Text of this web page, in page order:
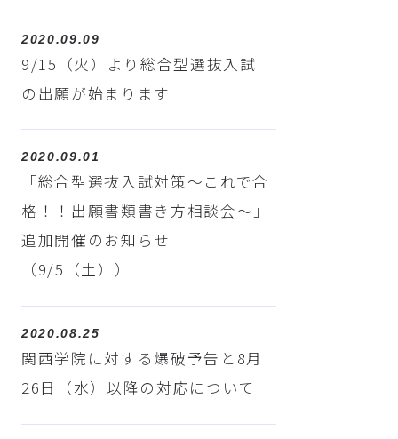
2020.09.09
9/15（火）より総合型選抜入試
の出願が始まります
2020.09.01
「総合型選抜入試対策～これで合
格！！出願書類書き方相談会～」
追加開催のお知らせ
（9/5（土））
2020.08.25
関西学院に対する爆破予告と8月
26日（水）以降の対応について